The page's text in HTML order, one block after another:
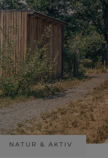
NATUR & AKTIV